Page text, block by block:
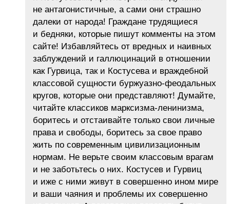
не антагонистичные, а сами они страшно
далеки от народа! Граждане трудящиеся
и бедняки, которые пишут комменты на этом
сайте! Избавляйтесь от вредных и наивных
заблуждений и галлюцинаций в отношении
как Гурвица, так и Костусева и враждебной
классовой сущности буржуазно-феодальных
кругов, которые они представляют! Думайте,
читайте классиков марксизма-ленинизма,
боритесь и отстаивайте только свои личные
права и свободы, боритесь за свое право
жить по современным цивилизационным
нормам. Не верьте своим классовым врагам
и не заботьтесь о них. Костусев и Гурвиц
и иже с ними живут в совершенно ином мире
и ваши чаяния и проблемы их совершенно